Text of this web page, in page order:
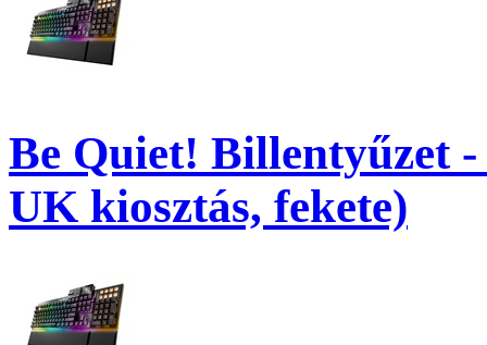
Be Quiet! Billentyűzet
UK kiosztás, fekete)